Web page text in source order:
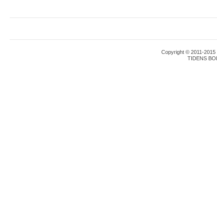
Copyright © 2011-2015
TIDENS